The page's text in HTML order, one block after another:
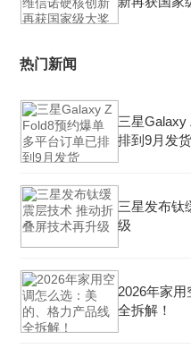
热门新闻
三星Galaxy
排到9月发货
三星发布钛
级
2026年家
全拆解！